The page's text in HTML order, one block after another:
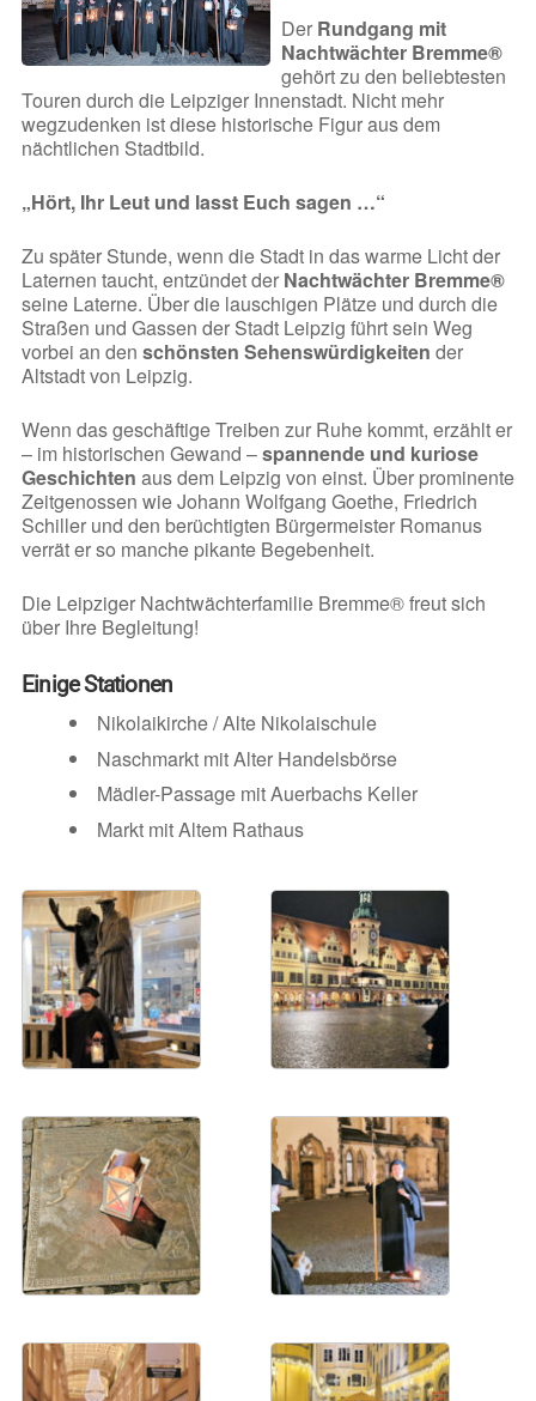
Der Rundgang mit
Nachtwächter Bremme®
gehört zu den beliebtesten
Touren durch die Leipziger Innenstadt. Nicht mehr
wegzudenken ist diese historische Figur aus dem
nächtlichen Stadtbild.
„Hört, Ihr Leut und lasst Euch sagen …“
Zu später Stunde, wenn die Stadt in das warme Licht der
Laternen taucht, entzündet der Nachtwächter Bremme®
seine Laterne. Über die lauschigen Plätze und durch die
Straßen und Gassen der Stadt Leipzig führt sein Weg
vorbei an den schönsten Sehenswürdigkeiten der
Altstadt von Leipzig.
Wenn das geschäftige Treiben zur Ruhe kommt, erzählt er
– im historischen Gewand –spannende und kuriose
Geschichten aus dem Leipzig von einst. Über prominente
Zeitgenossen wie Johann Wolfgang Goethe, Friedrich
Schiller und den berüchtigten Bürgermeister Romanus
verrät er so manche pikante Begebenheit.
Die Leipziger Nachtwächterfamilie Bremme® freut sich
über Ihre Begleitung!
Einige Stationen
Nikolaikirche / Alte Nikolaischule
Naschmarkt mit Alter Handelsbörse
Mädler-Passage mit Auerbachs Keller
Markt mit Altem Rathaus